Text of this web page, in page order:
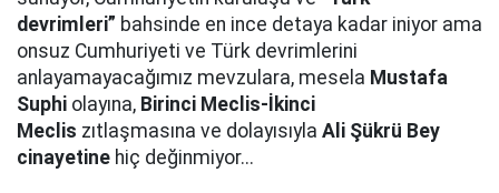
devrimleri” bahsinde en ince detaya kadar iniyor ama
onsuz Cumhuriyeti ve Türk devrimlerini
anlayamayacağımız mevzulara, mesela Mustafa
Suphi olayına, Birinci Meclis-İkinci
Meclis zıtlaşmasına ve dolayısıyla Ali Şükrü Bey
cinayetine hiç değinmiyor...